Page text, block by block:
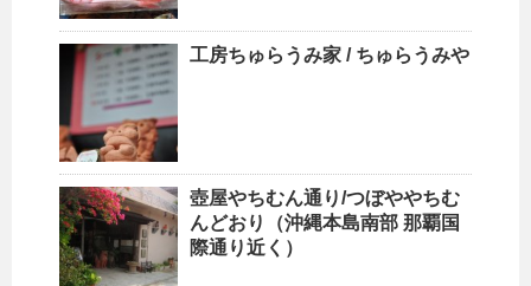
工房ちゅらうみ家 / ちゅらうみや
壺屋やちむん通り/つぼややちむ
んどおり（沖縄本島南部 那覇国
際通り近く）